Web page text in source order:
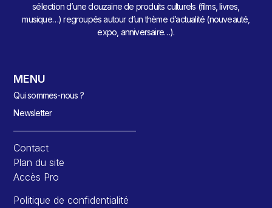
sélection d’une douzaine de produits culturels (films, livres,
musique…) regroupés autour d’un thème d’actualité (nouveauté,
expo, anniversaire…).
MENU
Qui sommes-nous ?
Newsletter
Contact
Plan du site
Accès Pro
Politique de confidentialité